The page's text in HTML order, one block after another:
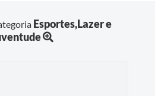
Esportes,Lazer e